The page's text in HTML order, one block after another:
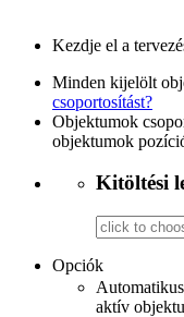
Kezdje el a
Minden kijelölt
csoportosítást?
Objektumok
objektumok
Kitöltési
Opciók
aktív